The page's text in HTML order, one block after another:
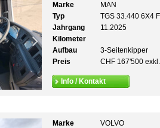
Marke
MAN
Typ
TGS 33.440 6X4
Jahrgang
11.2025
Kilometer
Aufbau
3-Seitenkipper
Preis
CHF 167'500
Info / Kontakt
Marke
VOLVO